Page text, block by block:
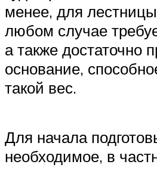
менее, для
любом случае
а также достаточно
основание,
такой вес.
Для начала
необходимое, в